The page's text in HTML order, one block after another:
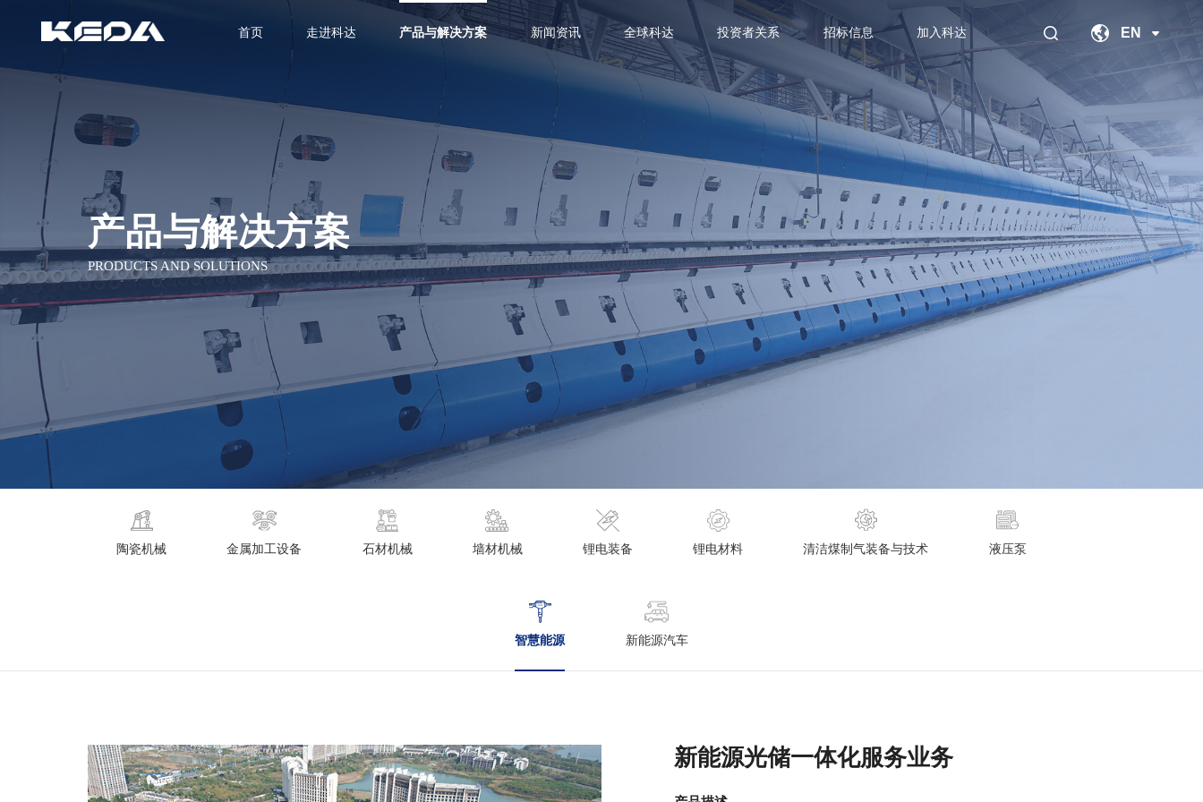
首页 走进科达 产品与解决方案 新闻资讯 全球科达 投资者关系 招标信息 加入科达 EN
产品与解决方案
PRODUCTS AND SOLUTIONS
陶瓷机械 金属加工设备 石材机械 墙材机械 锂电装备 锂电材料 清洁煤制气装备与技术 液压泵
智慧能源 新能源汽车
新能源光储一体化服务业务